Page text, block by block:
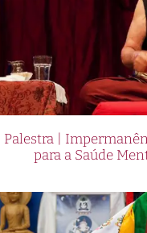
Palestra |
para a Saúde